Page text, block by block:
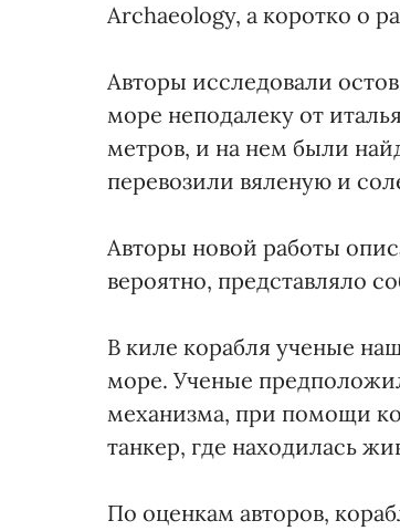
Archaeology, а коротко о
Авторы исследовали
море неподалеку от
метров, и на нем были
перевозили вяленую и
Авторы новой работы
вероятно, представляло
В киле корабля ученые
море. Ученые
механизма, при помощи
танкер, где находилась
По оценкам авторов,